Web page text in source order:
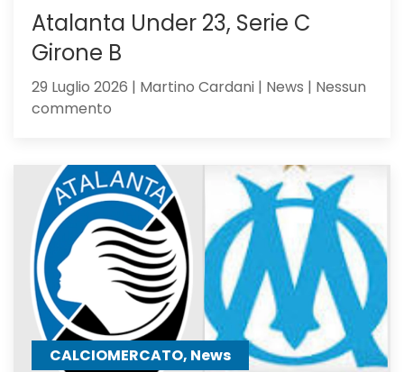
Atalanta Under 23, Serie C
Girone B
29 Luglio 2026 | Martino Cardani | News | Nessun
commento
23,
Serie
C
Girone
B
CALCIOMERCATO, News